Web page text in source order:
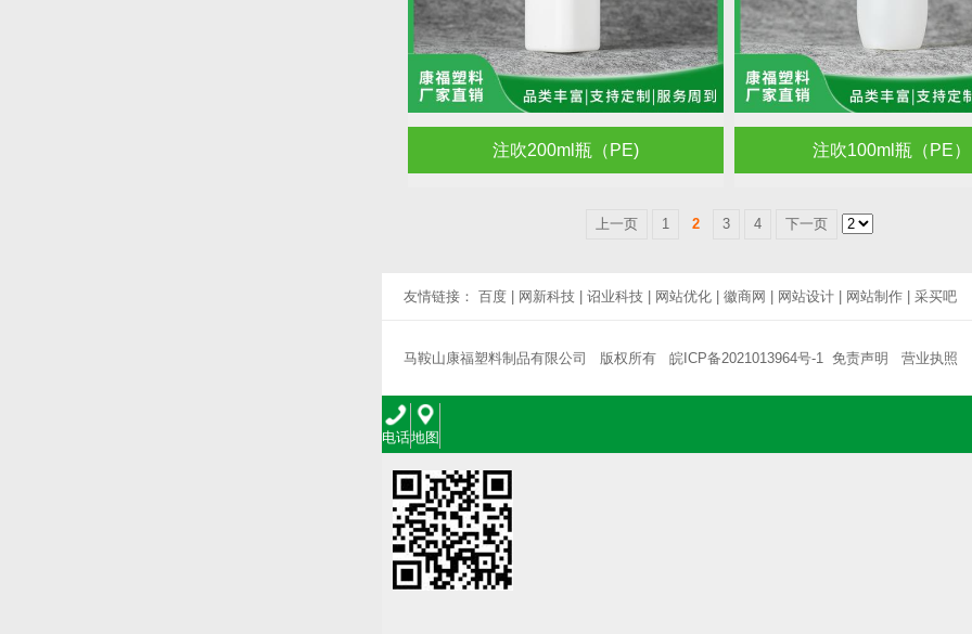
注吹200ml瓶（PE) 注吹100ml瓶（PE）
上一页 1 2 3 4 下一页
友情链接： 百度 | 网新科技 | 诏业科技 | 网站优化 | 徽商网 | 网站设计 | 网站制作 | 采买吧
马鞍山康福塑料制品有限公司 版权所有 皖ICP备2021013964号-1 免责声明 营业执照
电话地图